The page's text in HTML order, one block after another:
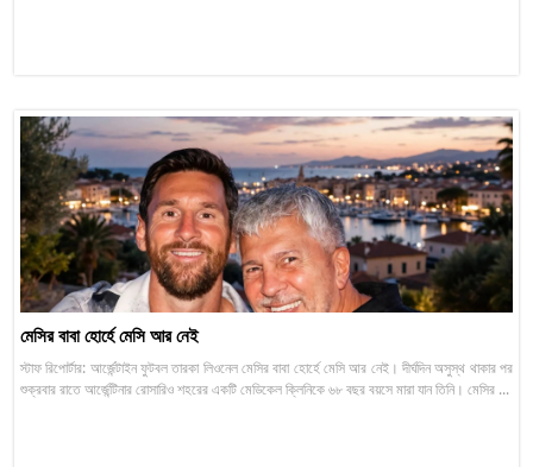
মেসির বাবা হোর্হে মেসি আর নেই
স্টাফ রিপোর্টার: আর্জেন্টাইন ফুটবল তারকা লিওনেল মেসির বাবা হোর্হে মেসি আর নেই। দীর্ঘদিন অসুস্থ থাকার পর
শুক্রবার রাতে আর্জেন্টিনার রোসারিও শহরের একটি মেডিকেল ক্লিনিকে ৬৮ বছর বয়সে মারা যান তিনি। মেসির ...